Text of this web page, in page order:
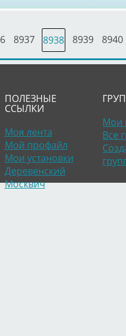
8937 8938 8939 8940
ПОЛЕЗНЫЕ
ССЫЛКИ
Моя лента
Мой профайл
Мои установки
Деревенский
Москвич
Мои
Все